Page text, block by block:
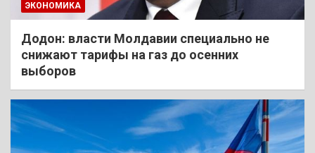
ЭКОНОМИКА
Додон: власти Молдавии специально не
снижают тарифы на газ до осенних
выборов